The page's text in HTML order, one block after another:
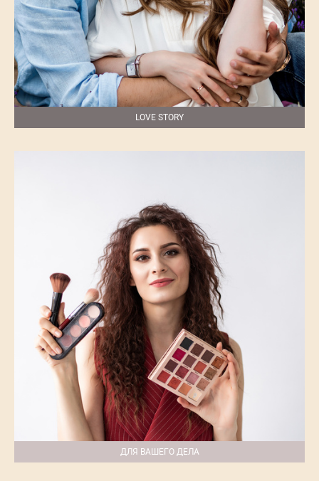
LOVE STORY
ДЛЯ ВАШЕГО ДЕЛА